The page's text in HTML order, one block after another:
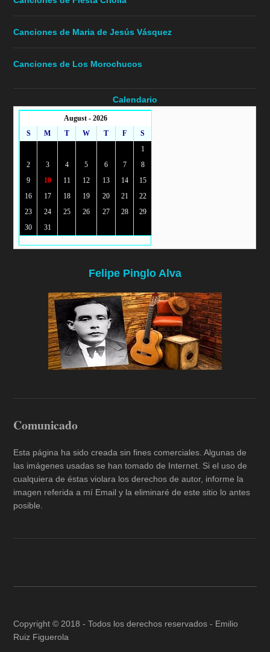
Canciones de Maria de Jesús Vásquez
Canciones de Los Morochucos
Calendario
August - 2026
S
M T W T F
S
1
2
3 4 5 6 7
8
9
10 11 12 13 14
15
16
17 18 19 20 21
22
23
24 25 26 27 28
29
30
31
Felipe Pinglo Alva
Comunicado
Esta página ha sido creada sin fines comerciales. Algunas de
las imágenes usadas se han tomado de Internet. Si el uso de
cualquiera de éstas violara los derechos de autor, informe la
imagen referida a mí Email y la eliminaré de este sitio lo antes
posible.
Copyright © 2018 - Todos los derechos reservados - Emilio
Ruiz Figuerola